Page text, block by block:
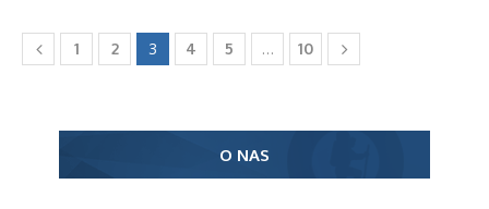
1 2 3 4 5 … 10
O NAS